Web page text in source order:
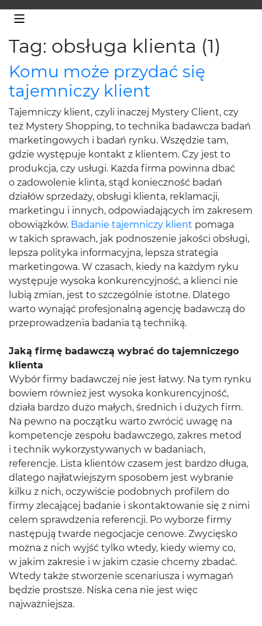
Tag: obsługa klienta (1)
Komu może przydać się
tajemniczy klient
Tajemniczy klient, czyli inaczej Mystery Client, czy
też Mystery Shopping, to technika badawcza badań
marketingowych i badań rynku. Wszędzie tam,
gdzie występuje kontakt z klientem. Czy jest to
produkcja, czy usługi. Każda firma powinna dbać
o zadowolenie klinta, stąd konieczność badań
działów sprzedaży, obsługi klienta, reklamacji,
marketingu i innych, odpowiadających im zakresem
obowiązków. Badanie tajemniczy klient pomaga
w takich sprawach, jak podnoszenie jakości obsługi,
lepsza polityka informacyjna, lepsza strategia
marketingowa. W czasach, kiedy na każdym ryku
występuje wysoka konkurencyjność, a klienci nie
lubią zmian, jest to szczególnie istotne. Dlatego
warto wynająć profesjonalną agencję badawczą do
przeprowadzenia badania tą techniką.
Jaką firmę badawczą wybrać do tajemniczego
klienta
Wybór firmy badawczej nie jest łatwy. Na tym rynku
bowiem również jest wysoka konkurencyjność,
działa bardzo dużo małych, średnich i dużych firm.
Na pewno na początku warto zwrócić uwagę na
kompetencje zespołu badawczego, zakres metod
i technik wykorzystywanych w badaniach,
referencje. Lista klientów czasem jest bardzo długa,
dlatego najłatwiejszym sposobem jest wybranie
kilku z nich, oczywiście podobnych profilem do
firmy zlecającej badanie i skontaktowanie się z nimi
celem sprawdzenia referencji. Po wyborze firmy
następują twarde negocjacje cenowe. Zwycięsko
można z nich wyjść tylko wtedy, kiedy wiemy co,
w jakim zakresie i w jakim czasie chcemy zbadać.
Wtedy także stworzenie scenariusza i wymagań
będzie prostsze. Niska cena nie jest więc
najważniejsza.